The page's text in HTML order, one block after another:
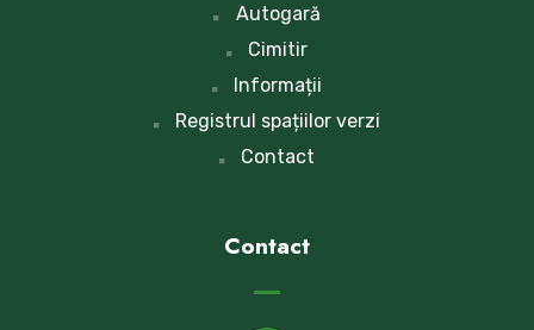
Autogară
Cimitir
Informații
Registrul spațiilor verzi
Contact
Contact